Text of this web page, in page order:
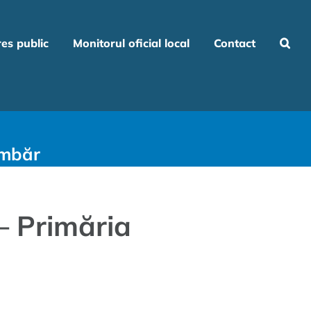
public Monitorul oficial local Contact
Primăria